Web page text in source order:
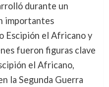
durante un
importantes
Escipión el Africano y
fueron figuras clave
el Africano,
la Segunda Guerra